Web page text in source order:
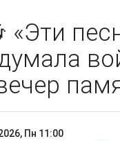
«Эти
Пн 11:00